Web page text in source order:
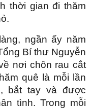
thời gian đi thăm
ngần ấy năm
Bí thư Nguyễn
nơi chôn rau cắt
quê là mỗi lần
bắt tay và được
tình. Trong mỗi